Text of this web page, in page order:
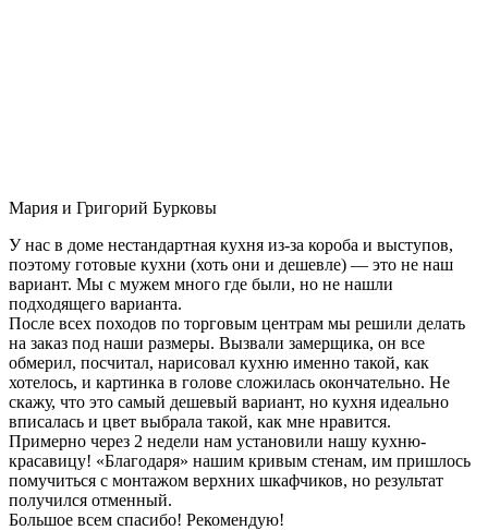
Мария и Григорий Бурковы
У нас в доме нестандартная кухня из-за короба и выступов,
поэтому готовые кухни (хоть они и дешевле) — это не наш
вариант. Мы с мужем много где были, но не нашли
подходящего варианта.
После всех походов по торговым центрам мы решили делать
на заказ под наши размеры. Вызвали замерщика, он все
обмерил, посчитал, нарисовал кухню именно такой, как
хотелось, и картинка в голове сложилась окончательно. Не
скажу, что это самый дешевый вариант, но кухня идеально
вписалась и цвет выбрала такой, как мне нравится.
Примерно через 2 недели нам установили нашу кухню-
красавицу! «Благодаря» нашим кривым стенам, им пришлось
помучиться с монтажом верхних шкафчиков, но результат
получился отменный.
Большое всем спасибо! Рекомендую!